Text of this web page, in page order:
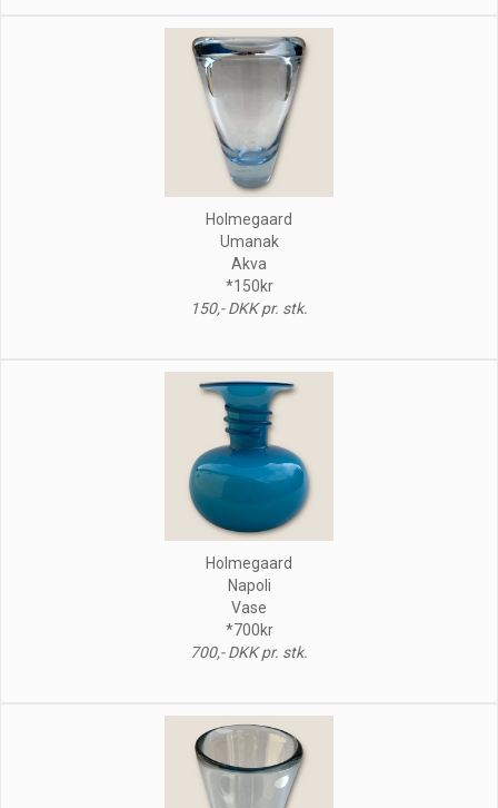
Holmegaard
Umanak
Akva
*150kr
150,- DKK pr. stk.
Holmegaard
Napoli
Vase
*700kr
700,- DKK pr. stk.